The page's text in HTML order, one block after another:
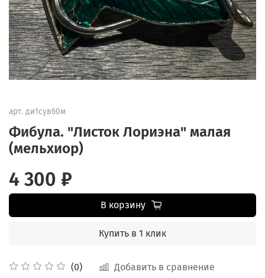
арт. ди1сув60м
Фибула. "Листок Лориэна" малая
(мельхиор)
(0) Добавить в сравнение
4 300 ₽
В корзину
Купить в 1 клик